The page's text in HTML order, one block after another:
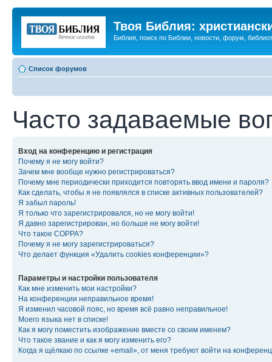
Твоя Библия:
Библия, поиск по Библии, новости, форум,
Список форумов
Часто задаваемые
Вход на конференцию и регистрация
Почему я не могу войти?
Зачем мне вообще нужно регистрироваться?
Почему мне периодически приходится повторять ввод имени и пароля?
Как сделать, чтобы я не появлялся в списке активных пользователей?
Я забыл пароль!
Я только что зарегистрировался, но не могу войти!
Я давно зарегистрирован, но больше не могу войти!
Что такое COPPA?
Почему я не могу зарегистрироваться?
Что делает функция «Удалить cookies конференции»?
Параметры и настройки пользователя
Как мне изменить мои настройки?
На конференции неправильное время!
Я изменил часовой пояс, но время всё равно неправильное!
Моего языка нет в списке!
Как я могу поместить изображение вместе со своим именем?
Что такое звание и как я могу изменить его?
Когда я щёлкаю по ссылке «email», от меня требуют войти на